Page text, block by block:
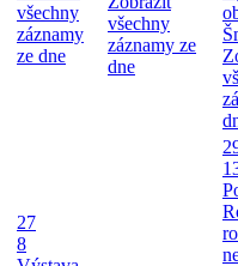
všechny
záznamy
ze dne
všechny
záznamy ze
dne
27
8